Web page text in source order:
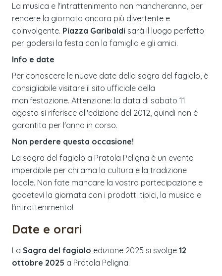
La musica e l'intrattenimento non mancheranno, per
rendere la giornata ancora più divertente e
coinvolgente. Piazza Garibaldi sarà il luogo perfetto
per godersi la festa con la famiglia e gli amici.
Info e date
Per conoscere le nuove date della sagra del fagiolo, è
consigliabile visitare il sito ufficiale della
manifestazione. Attenzione: la data di sabato 11
agosto si riferisce all'edizione del 2012, quindi non è
garantita per l'anno in corso.
Non perdere questa occasione!
La sagra del fagiolo a Pratola Peligna è un evento
imperdibile per chi ama la cultura e la tradizione
locale. Non fate mancare la vostra partecipazione e
godetevi la giornata con i prodotti tipici, la musica e
l'intrattenimento!
Date e orari
La Sagra del fagiolo edizione 2025 si svolge 12
ottobre 2025 a Pratola Peligna.